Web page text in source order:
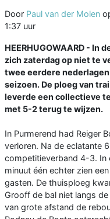
Door Paul van der Molen
1:37 uur
HEERHUGOWAARD - In
zich zaterdag op niet te
twee eerdere
seizoen. De ploeg van
leverde een collectieve
met 5-2 terug te wijzen.
In Purmerend had Reiger
verloren. Na de eclatante
competitieverband 4-3. In
minuut één echter zien
gasten. De thuisploeg
Grooff de bal niet langs
van grote afstand de